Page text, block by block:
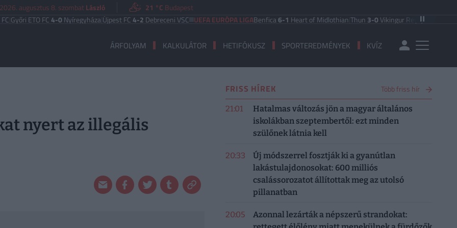
2026. augusztus 8. szombatLászló 21 °C Budapest
FC4-0Nyíregyháza|Újpest FC4-2Debreceni VSC UEFA EURÓPA LIGABenfica6-1Heart of Midlothian|Thun3-0Vikingur Reykjavik|PAOK Saloniki
ÁRFOLYAM KALKULÁTOR HETIFÓKUSZ SPORTEREDMÉNYEK KVÍZ
nyert az illegális
FRISS HÍREK Több friss hír
21:01
Hatalmas változás jön a magyar általános
iskolákban szeptembertől: ezt minden
szülőnek látnia kell
20:33
Új módszerrel fosztják ki a gyanútlan
lakástulajdonosokat: 600 milliós
csalássorozatot állítottak meg az utolsó
pillanatban
20:05
Azonnal lezárták a népszerű strandokat: